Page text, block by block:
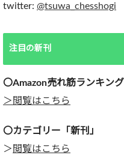
twitter: @tsuwa_chesshogi
注目の新刊
〇Amazon売れ筋ランキング
＞閲覧はこちら
〇カテゴリー「新刊」
＞ 閲覧はこちら